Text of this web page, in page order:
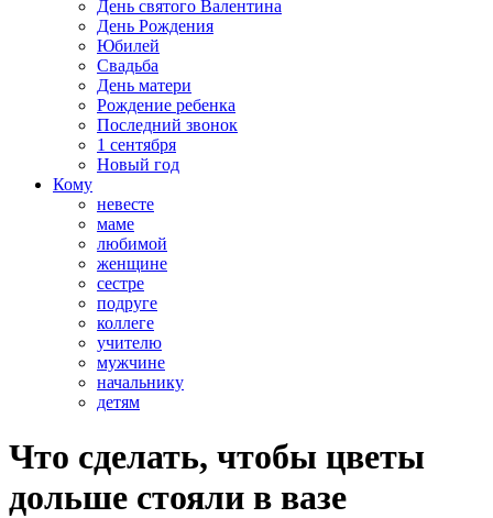
День святого Валентина
День Рождения
Юбилей
Свадьба
День матери
Рождение ребенка
Последний звонок
1 сентября
Новый год
Кому
невесте
маме
любимой
женщине
сестре
подруге
коллеге
учителю
мужчине
начальнику
детям
Что сделать, чтобы цветы
дольше стояли в вазе